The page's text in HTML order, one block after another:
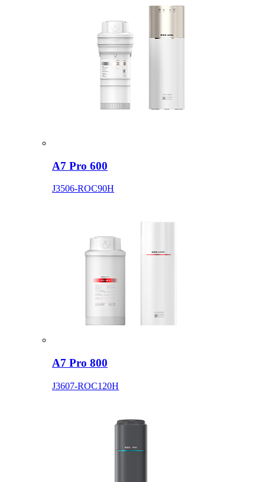
A7 Pro 600
J3506-ROC90H
A7 Pro 800
J3607-ROC120H